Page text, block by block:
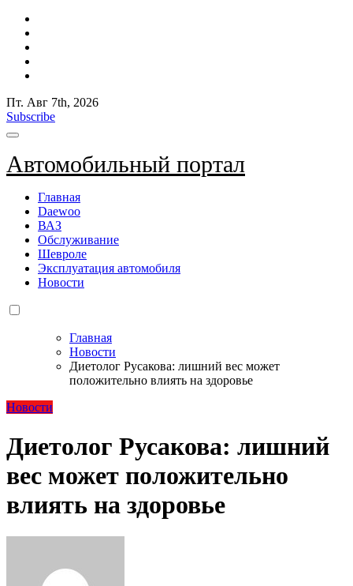
Пт. Авг 7th, 2026
Subscribe
Автомобильный портал
Главная
Daewoo
ВАЗ
Обслуживание
Шевроле
Эксплуатация автомобиля
Новости
Главная
Новости
Диетолог Русакова: лишний вес может
положительно влиять на здоровье
Новости
Диетолог Русакова: лишний
вес может положительно
влиять на здоровье